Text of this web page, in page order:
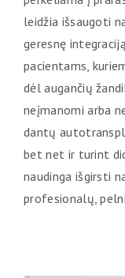
leidžia išsaugoti
geresnę
pacientams,
dėl augančių
neįmanomi arba
dantų
bet net ir turint
naudinga išgirsti
profesionalų,